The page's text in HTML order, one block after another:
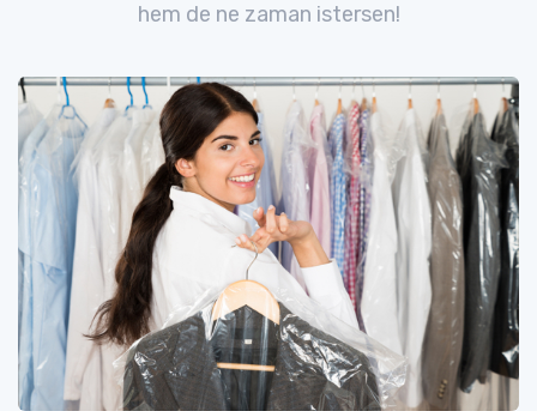
hem de ne zaman istersen!